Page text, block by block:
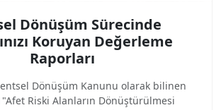
Dönüşüm Sürecinde
Koruyan Değerleme
Raporları
Dönüşüm Kanunu olarak bilinen
"Afet Riski Alanların Dönüştürülmesi